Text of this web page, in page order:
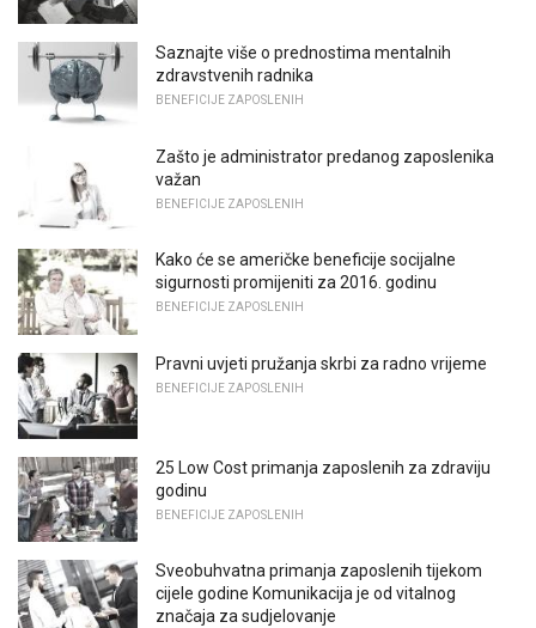
Saznajte više o prednostima mentalnih
zdravstvenih radnika
BENEFICIJE ZAPOSLENIH
Zašto je administrator predanog zaposlenika
važan
BENEFICIJE ZAPOSLENIH
Kako će se američke beneficije socijalne
sigurnosti promijeniti za 2016. godinu
BENEFICIJE ZAPOSLENIH
Pravni uvjeti pružanja skrbi za radno vrijeme
BENEFICIJE ZAPOSLENIH
25 Low Cost primanja zaposlenih za zdraviju
godinu
BENEFICIJE ZAPOSLENIH
Sveobuhvatna primanja zaposlenih tijekom
cijele godine Komunikacija je od vitalnog
značaja za sudjelovanje